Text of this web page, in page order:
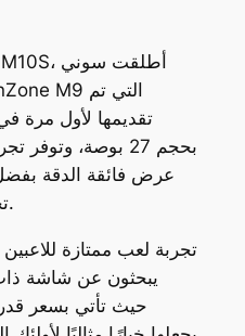
تحديث يصل إلى 160 هرتز.
يبحثون عن شاشة